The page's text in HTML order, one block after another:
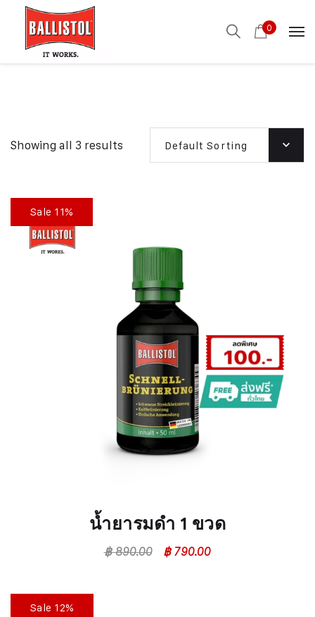
0
Showing all 3 results Default Sorting
Sale 11%
น้ำยารมดำ 1 ขวด
฿890.00 ฿790.00
Sale 12%